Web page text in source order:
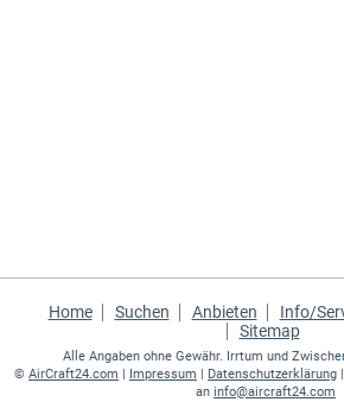
Home Suchen Anbieten Info/
Sitemap
Alle Angaben ohne Gewähr. Irrtum und
© AirCraft24.com Impressum Datenschutzerklärung
an info@aircraft24.com